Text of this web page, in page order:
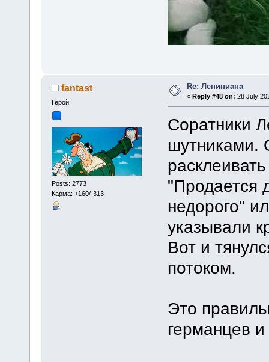
fantast
Герой
Posts: 2773
Карма: +160/-313
Re: Лениниана
« Reply #48 on: 28 July
Соратники
шутниками.
"Продается
недорого"
указывали
Вот и
потоком.
Это
германцев